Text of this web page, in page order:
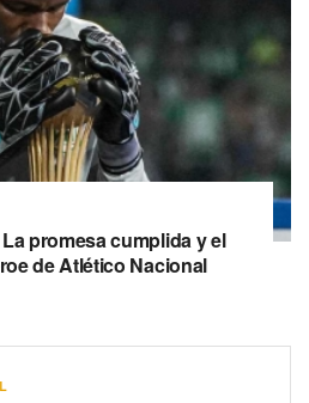
promesa cumplida y el
de Atlético Nacional